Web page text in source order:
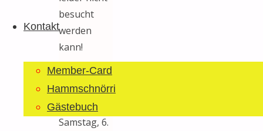
Kontakt
Member-Card
Hammschnörri
Gästebuch
besucht
werden
kann!
Aber haben
Sie etwas
Geduld: Am
Samstag, 6.